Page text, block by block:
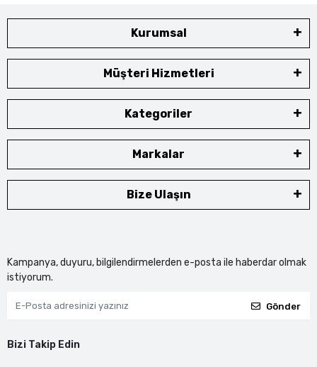
Kurumsal
Müşteri Hizmetleri
Kategoriler
Markalar
Bize Ulaşın
Kampanya, duyuru, bilgilendirmelerden e-posta ile haberdar olmak
istiyorum.
Gönder
Bizi Takip Edin